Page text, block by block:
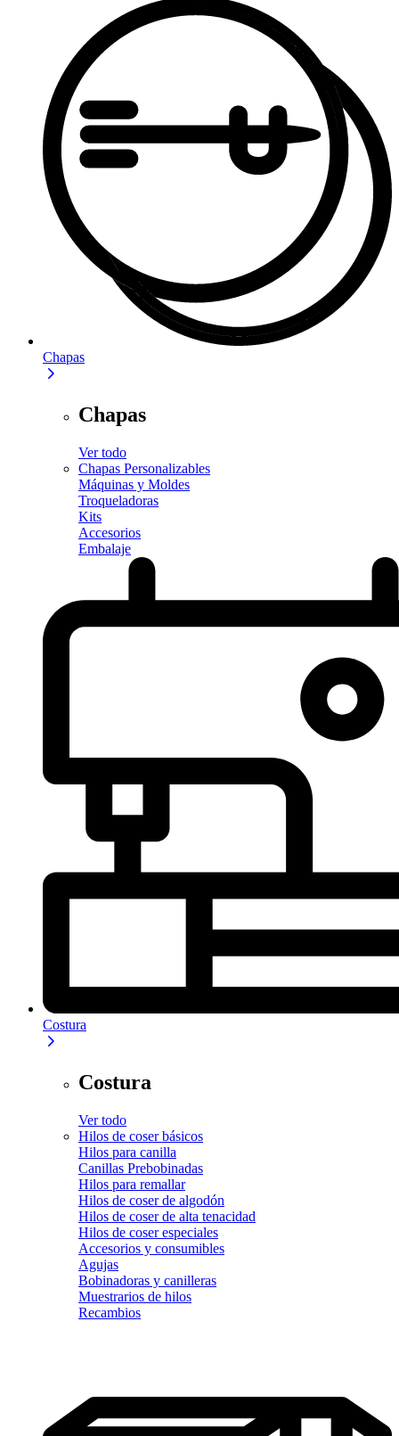
Chapas
Chapas
Ver todo
Chapas Personalizables
Máquinas y Moldes
Troqueladoras
Kits
Accesorios
Embalaje
Costura
Costura
Ver todo
Hilos de coser básicos
Hilos para canilla
Canillas Prebobinadas
Hilos para remallar
Hilos de coser de algodón
Hilos de coser de alta tenacidad
Hilos de coser especiales
Accesorios y consumibles
Agujas
Bobinadoras y canilleras
Muestrarios de hilos
Recambios